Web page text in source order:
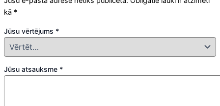
kā *
Jūsu vērtējums *
Jūsu atsauksme *